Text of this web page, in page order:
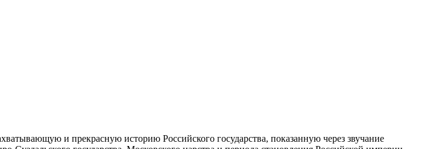
и прекрасную историю Российского государства, показанную через звучание